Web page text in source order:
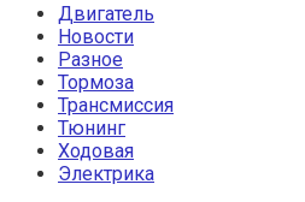
Двигатель
Новости
Разное
Тормоза
Трансмиссия
Тюнинг
Ходовая
Электрика